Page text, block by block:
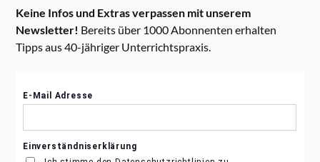
Keine Infos und Extras verpassen mit unserem
Newsletter! Bereits über 1000 Abonnenten erhalten
Tipps aus 40-jähriger Unterrichtspraxis.